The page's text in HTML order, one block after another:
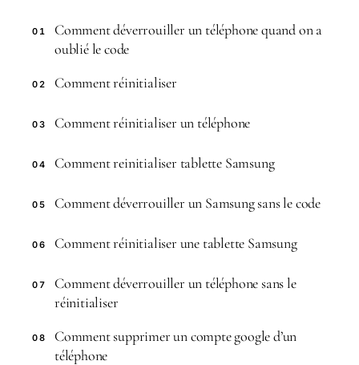
01
Comment déverrouiller un téléphone quand on a
oublié le code
02 Comment réinitialiser
03 Comment réinitialiser un téléphone
04 Comment reinitialiser tablette Samsung
05 Comment déverrouiller un Samsung sans le code
06 Comment réinitialiser une tablette Samsung
07
Comment déverrouiller un téléphone sans le
réinitialiser
08
Comment supprimer un compte google d’un
téléphone